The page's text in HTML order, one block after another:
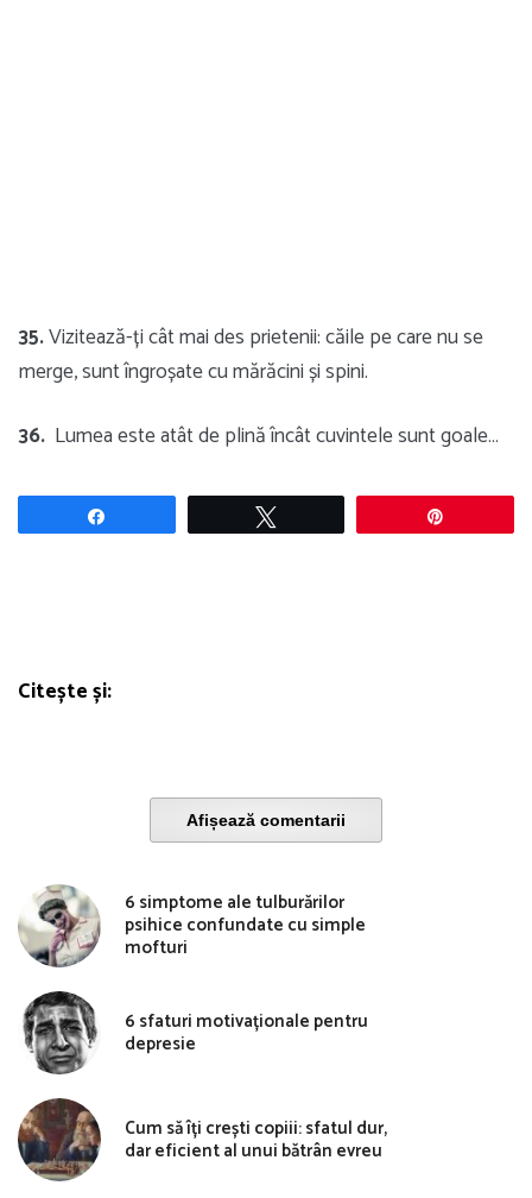
35.Vizitează-ți cât mai des prietenii: căile pe care nu se
merge, sunt îngroșate cu mărăcini și spini.
36. Lumea este atât de plină încât cuvintele sunt goale…
Citește și:
Afișează comentarii
6 simptome ale tulburărilor
psihice confundate cu simple
mofturi
6 sfaturi motivaționale pentru
depresie
Cum să îți crești copiii: sfatul dur,
dar eficient al unui bătrân evreu